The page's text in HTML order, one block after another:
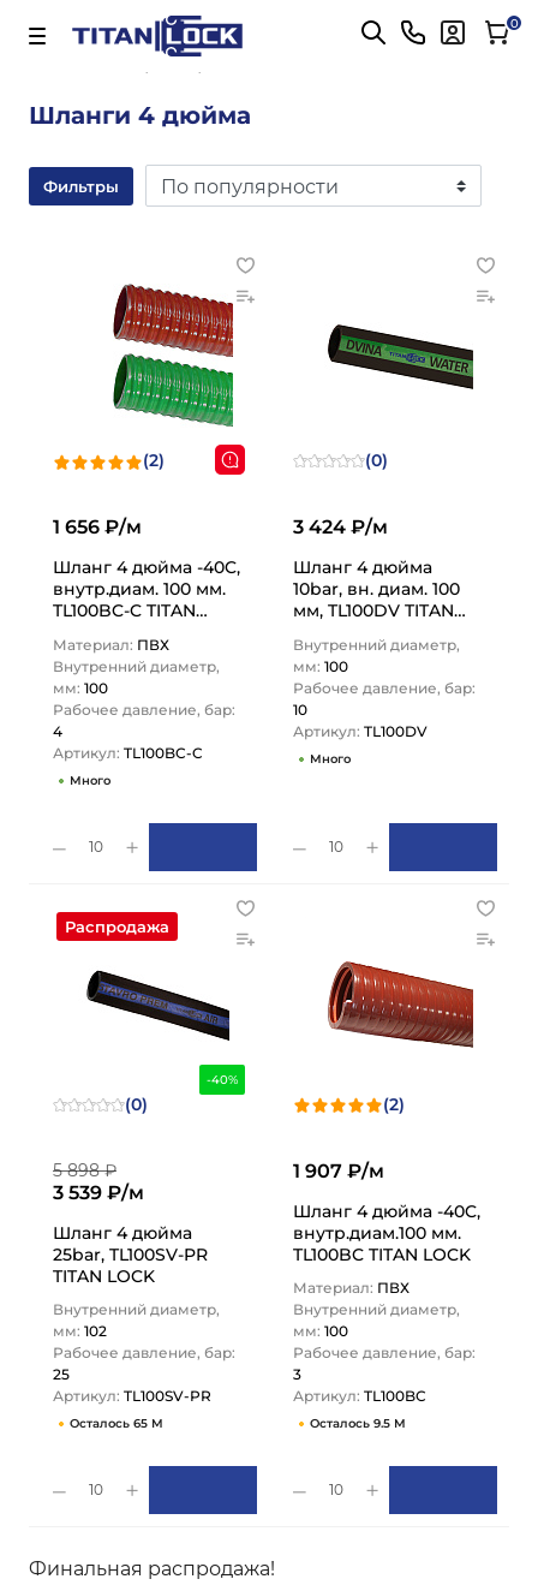
Важно! Для оплаты заказов Подробнее 0
Шланги 4 дюйма
Фильтры
(2)
1 656 ₽/м
Шланг 4 дюйма -40C,
внутр.диам. 100 мм.
TL100BC-C TITAN
Материал: ПВХ
Внутренний диаметр,
мм: 100
Рабочее давление, бар:
4
Артикул: TL100BC-C
Много
10
(0)
3 424 ₽/м
Шланг 4 дюйма
10bar, вн. диам. 100
мм, TL100DV TITAN
Внутренний диаметр,
мм: 100
Рабочее давление, бар:
10
Артикул: TL100DV
Много
10
-40%
Распродажа
(0)
5 898 ₽
3 539 ₽/м
Шланг 4 дюйма
25bar, TL100SV-PR
TITAN LOCK
Внутренний диаметр,
мм: 102
Рабочее давление, бар:
25
Артикул: TL100SV-PR
Осталось 65 М
10
(2)
1 907 ₽/м
Шланг 4 дюйма -40C,
внутр.диам.100 мм.
TL100BC TITAN LOCK
Материал: ПВХ
Внутренний диаметр,
мм: 100
Рабочее давление, бар:
3
Артикул: TL100BC
Осталось 9.5 М
10
Финальная распродажа!